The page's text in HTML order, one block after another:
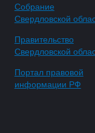
Собрание
Свердловской
Правительство
Свердловской
Портал правовой
информации РФ